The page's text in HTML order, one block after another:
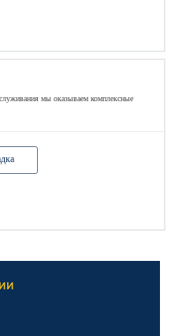
мы оказываем комплексные